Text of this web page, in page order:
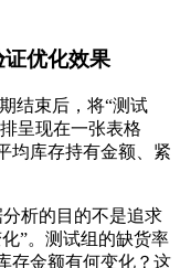
优化效果
结束后，将“测试
呈现在一张表格
均库存持有金额、紧
析的目的不是追求
”。测试组的缺货率
存金额有何变化？这